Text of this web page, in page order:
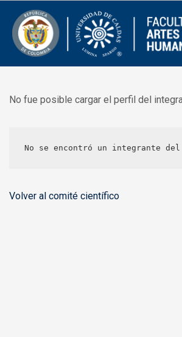
No fue posible cargar el perfil del
No se encontró un integrante
Volver al comité científico